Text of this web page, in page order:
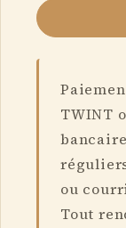
TWINT
ou
Tout